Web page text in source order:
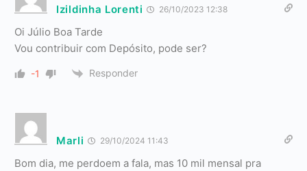
Izildinha Lorenti 26/10/2023 12:38
Oi Júlio Boa Tarde
Vou contribuir com Depósito, pode ser?
-1 Responder
Marli 29/10/2024 11:43
Bom dia, me perdoem a fala, mas 10 mil mensal pra